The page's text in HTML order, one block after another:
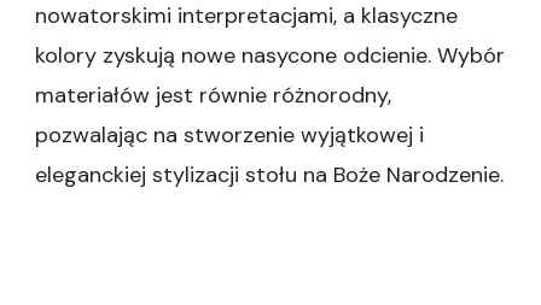
nowatorskimi interpretacjami, a klasyczne
kolory zyskują nowe nasycone odcienie. Wybór
materiałów jest równie różnorodny,
pozwalając na stworzenie wyjątkowej i
eleganckiej stylizacji stołu na Boże Narodzenie.